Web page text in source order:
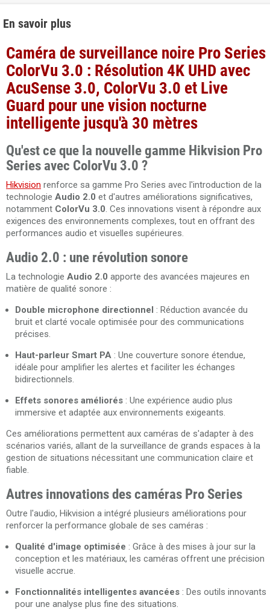
En savoir plus
Caméra de surveillance noire Pro Series
ColorVu 3.0 : Résolution 4K UHD avec
AcuSense 3.0, ColorVu 3.0 et Live
Guard pour une vision nocturne
intelligente jusqu'à 30 mètres
Qu'est ce que la nouvelle gamme Hikvision Pro
Series avec ColorVu 3.0 ?
Hikvision renforce sa gamme Pro Series avec l'introduction de la
technologie Audio 2.0 et d'autres améliorations significatives,
notamment ColorVu 3.0. Ces innovations visent à répondre aux
exigences des environnements complexes, tout en offrant des
performances audio et visuelles supérieures.
Audio 2.0 : une révolution sonore
La technologie Audio 2.0 apporte des avancées majeures en
matière de qualité sonore :
Double microphone directionnel : Réduction avancée du
bruit et clarté vocale optimisée pour des communications
précises.
Haut-parleur Smart PA : Une couverture sonore étendue,
idéale pour amplifier les alertes et faciliter les échanges
bidirectionnels.
Effets sonores améliorés : Une expérience audio plus
immersive et adaptée aux environnements exigeants.
Ces améliorations permettent aux caméras de s'adapter à des
scénarios variés, allant de la surveillance de grands espaces à la
gestion de situations nécessitant une communication claire et
fiable.
Autres innovations des caméras Pro Series
Outre l'audio, Hikvision a intégré plusieurs améliorations pour
renforcer la performance globale de ses caméras :
Qualité d'image optimisée : Grâce à des mises à jour sur la
conception et les matériaux, les caméras offrent une précision
visuelle accrue.
Fonctionnalités intelligentes avancées : Des outils innovants
pour une analyse plus fine des situations.